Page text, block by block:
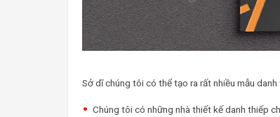
Sở dĩ chúng tôi có thể tạo ra rất nhiều mẫu
Chúng tôi có những nhà thiết kế danh thiếp